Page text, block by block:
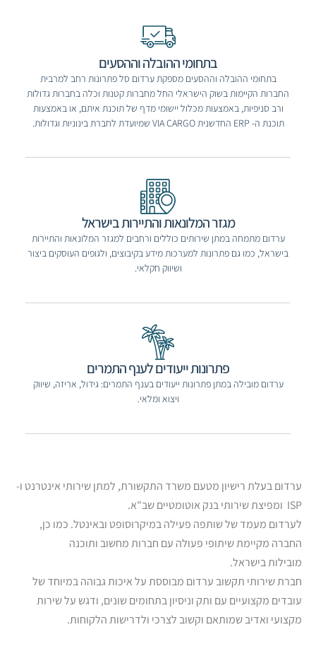
בתחומי ההובלה וההסעים
בתחומי ההובלה וההסעים מספקת ערדום סל פתרונות רחב למרבית
החברות הקיימות בשוק הישראלי החל מחברות קטנות וכלה בחברות גדולות
ורב סניפיות, באמצעות מכלול יישומי מדף של תוכנת איתם, או באמצעות
תוכנת ה- ERP החדשנית VIA CARGO שמיועדת לחברת בינוניות וגדולות.
מגזר המלונאות והתיירות בישראל
ערדום מתמחה במתן שירותים כוללים ורחבים למגזר המלונאות והתיירות
בישראל, כמו גם פתרונות למערכות מידע בקיבוצים, ולגופים העוסקים ביצור
ושיווק חקלאי.
פתרונות ייעודים לענף התמרים
ערדום מובילה במתן פתרונות ייעודים בענף התמרים: גידול, אריזה, שיווק
ויצוא ומלאי.
בעלת רישיון מטעם משרד התקשורת, למתן שירותי אינטרנט ו-
מעמד של שותפה פעילה במיקרוסופט ובאינטל. כמו כן,
מקיימת שיתופי פעולה עם חברות מחשוב ותוכנה
בישראל.
שירותי תקשוב ערדום מבוססת על איכות גבוהה במיוחד של
מקצועיים עם ותק וניסיון בתחומים שונים, ודגש על שירות
ואדיב שמותאם וקשוב לצרכי ולדרישות הלקוחות.